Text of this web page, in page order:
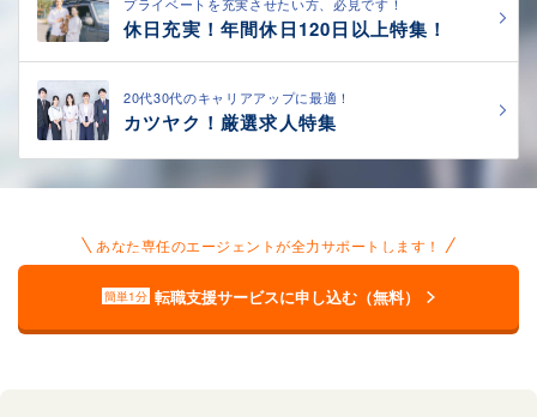
休日充実！年間休日120日以上特集！
20代30代のキャリアアップに最適！
カツヤク！厳選求人特集
あなた専任のエージェントが全力サポートします！
簡単1分 転職支援サービスに申し込む（無料）